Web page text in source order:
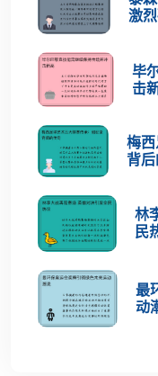
激
毕
击
梅
背
林
民
最
动